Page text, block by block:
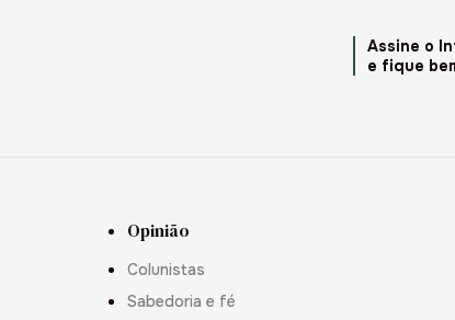
Assine o
e fique
Opinião
Colunistas
Sabedoria e fé